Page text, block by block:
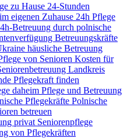
zu Hause 24-Stunden
eigenen Zuhause 24h Pflege
Betreuung durch polnische
Betreuungskräfte
häusliche Betreuung
von Senioren Kosten für
Landkreis
Pflegekraft finden
daheim Pflege und Betreuung
Pflegekräfte Polnische
betreuen
privat Seniorenpflege
von Pflegekräften